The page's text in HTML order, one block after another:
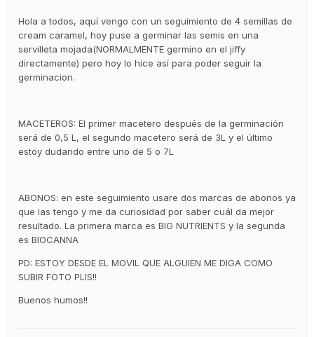
Hola a todos, aquí vengo con un seguimiento de 4 semillas de
cream caramel, hoy puse a germinar las semis en una
servilleta mojada(NORMALMENTE germino en el jiffy
directamente) pero hoy lo hice así para poder seguir la
germinacion.
MACETEROS: El primer macetero después de la germinación
será de 0,5 L, el segundo macetero será de 3L y el último
estoy dudando entre uno de 5 o 7L
ABONOS: en este seguimiento usare dos marcas de abonos ya
que las tengo y me da curiosidad por saber cuál da mejor
resultado. La primera marca es BIG NUTRIENTS y la segunda
es BIOCANNA
PD: ESTOY DESDE EL MOVIL QUE ALGUIEN ME DIGA COMO
SUBIR FOTO PLIS!!
Buenos humos!!